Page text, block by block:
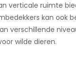
verticale ruimte
kan ook
verschillende
wilde dieren.